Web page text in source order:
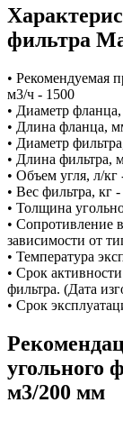
фильтра
• Рекомендуемая
м3/ч - 1500
• Диаметр
• Длина фланца,
• Диаметр
• Длина фильтра,
• Объем угля, л/кг
• Вес фильтра, кг
• Толщина
• Сопротивление
зависимости от
• Температура
• Срок
фильтра. (Дата
• Срок
угольного
м3/200 мм